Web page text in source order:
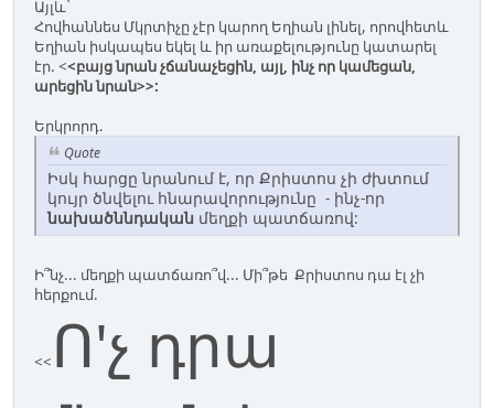
Այլև`
Հովհաննես Մկրտիչը չէր կարող Եղիան լինել, որովհետև
Եղիան իսկապես եկել և իր առաքելությունը կատարել
էր. <<բայց նրան չճանաչեցին, այլ, ինչ որ կամեցան,
արեցին նրան>>:
Երկրորդ.
Quote
Իսկ հարցը նրանում է, որ Քրիստոս չի ժխտում
կույր ծնվելու հնարավորությունը - ինչ-որ
նախածննդական մեղքի պատճառով:
Ի՞նչ... մեղքի պատճառո՞վ... Մի՞թե Քրիստոս դա էլ չի
հերքում.
<< Ո'չ դրա